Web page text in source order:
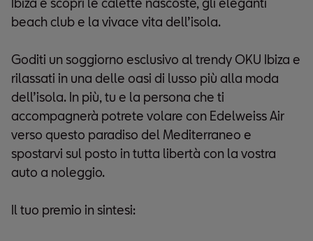
beach club e la vivace vita dell’isola.
Goditi un soggiorno esclusivo al trendy OKU Ibiza e
rilassati in una delle oasi di lusso più alla moda
dell’isola. In più, tu e la persona che ti
accompagnerà potrete volare con Edelweiss Air
verso questo paradiso del Mediterraneo e
spostarvi sul posto in tutta libertà con la vostra
auto a noleggio.
Il tuo premio in sintesi: